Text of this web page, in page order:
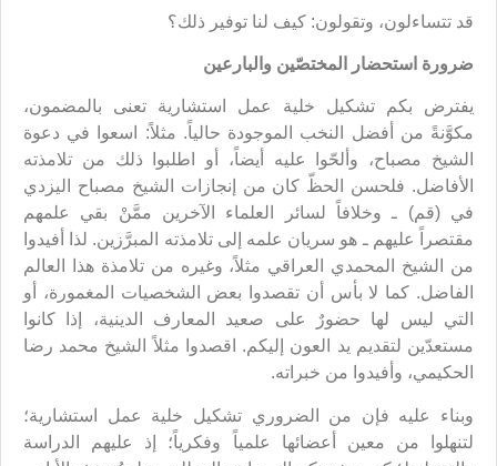
قد تتساءلون، وتقولون: كيف لنا توفير ذلك؟
ضرورة استحضار المختصّين والبارعين
يفترض بكم تشكيل خلية عمل استشارية تعنى بالمضمون،
مكوَّنةً من أفضل النخب الموجودة حالياً. مثلاً: اسعوا في دعوة
الشيخ مصباح، وألحّوا عليه أيضاً، أو اطلبوا ذلك من تلامذته
الأفاضل. فلحسن الحظّ كان من إنجازات الشيخ مصباح اليزدي
في (قم) ـ وخلافاً لسائر العلماء الآخرين ممَّنْ بقي علمهم
مقتصراً عليهم ـ هو سريان علمه إلى تلامذته المبرَّزين. لذا أفيدوا
من الشيخ المحمدي العراقي مثلاً، وغيره من تلامذة هذا العالم
الفاضل. كما لا بأس أن تقصدوا بعض الشخصيات المغمورة، أو
التي ليس لها حضورٌ على صعيد المعارف الدينية، إذا كانوا
مستعدّين لتقديم يد العون إليكم. اقصدوا مثلاً الشيخ محمد رضا
الحكيمي، وأفيدوا من خبراته.
وبناء عليه فإن من الضروري تشكيل خلية عمل استشارية؛
لتنهلوا من معين أعضائها علمياً وفكرياً؛ إذ عليهم الدراسة